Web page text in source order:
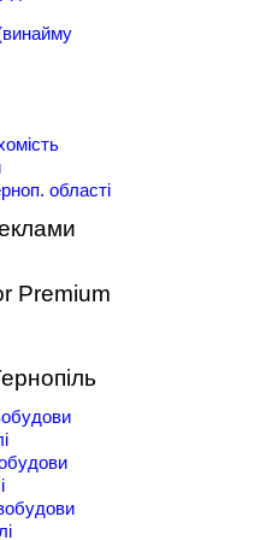
області
Premium